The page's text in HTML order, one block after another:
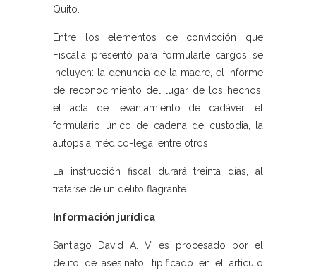
Quito.
Entre los elementos de convicción que
Fiscalía presentó para formularle cargos se
incluyen: la denuncia de la madre, el informe
de reconocimiento del lugar de los hechos,
el acta de levantamiento de cadáver, el
formulario único de cadena de custodia, la
autopsia médico-lega, entre otros.
La instrucción fiscal durará treinta días, al
tratarse de un delito flagrante.
Información jurídica
Santiago David A. V. es procesado por el
delito de asesinato, tipificado en el artículo